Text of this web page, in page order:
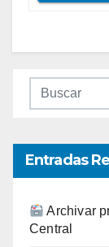
Entradas
Archivar
Central